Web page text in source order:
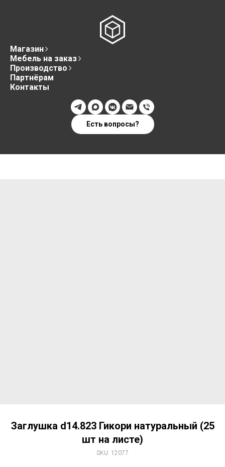
Магазин
Мебель на заказ
Производство
Партнёрам
Контакты
Есть вопросы?
Заглушка d14.823 Гикори натуральный (25
шт на листе)
SKU: 12077